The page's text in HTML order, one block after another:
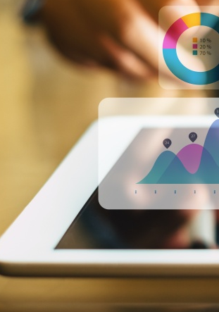
ت
و
ي
ت
ر
ي
و
ت
ي
و
ب
ف
ي
س
ب
و
ك
ل
ي
ن
ك
د
إ